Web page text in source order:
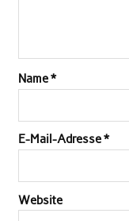
Name*
E-Mail-Adresse*
Website